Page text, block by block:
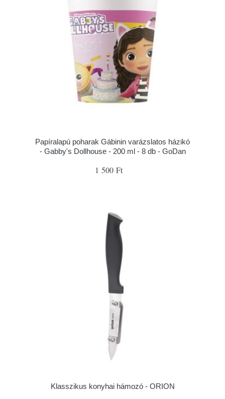
Papíralapú poharak Gábinin varázslatos házikó
- Gabby's Dollhouse - 200 ml - 8 db - GoDan
1 500 Ft
Klasszikus konyhai hámozó - ORION